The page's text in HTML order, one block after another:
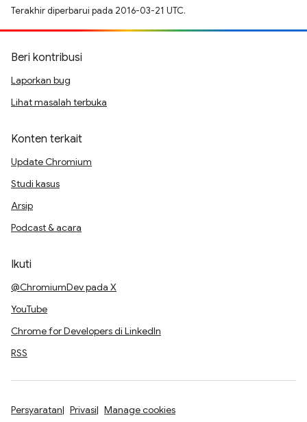
Terakhir diperbarui pada 2016-03-21 UTC.
Beri kontribusi
Laporkan bug
Lihat masalah terbuka
Konten terkait
Update Chromium
Studi kasus
Arsip
Podcast & acara
Ikuti
@ChromiumDev pada X
YouTube
Chrome for Developers di LinkedIn
RSS
Persyaratan Privasi Manage cookies